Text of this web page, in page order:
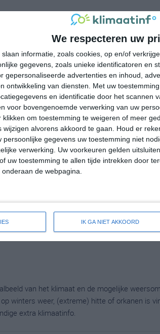
We respecteren uw
slaan informatie, zoals cookies, op en/of
gegevens, zoals unieke identificatoren en
gepersonaliseerde advertenties en inhoud,
ontwikkeling van diensten.
Met uw
en identificatie door het scannen
voor bovengenoemde verwerking van uw
klikken om toestemming te weigeren of meer
alvorens akkoord te gaan.
Houd er
persoonlijke gegevens uw toestemming niet
verwerking. Uw voorkeuren gelden
uw toestemming te allen tijde intrekken door
de webpagina.
IK GA NIET AKKOORD
5 14
20
20
mm = 101-200 mm = |meer dan 200
van het klimaat en de mogelijke
winters weer, (extreme) hitte of orkanen is
extra klimaatinfo.